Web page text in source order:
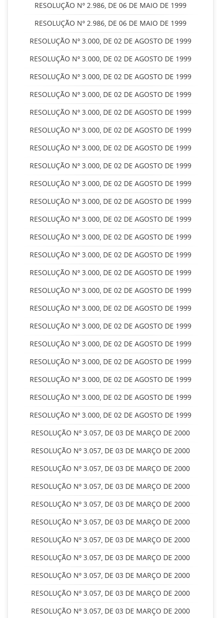
RESOLUÇÃO Nº 2.986, DE 06 DE MAIO DE 1999
RESOLUÇÃO Nº 2.986, DE 06 DE MAIO DE 1999
RESOLUÇÃO Nº 3.000, DE 02 DE AGOSTO DE 1999
RESOLUÇÃO Nº 3.000, DE 02 DE AGOSTO DE 1999
RESOLUÇÃO Nº 3.000, DE 02 DE AGOSTO DE 1999
RESOLUÇÃO Nº 3.000, DE 02 DE AGOSTO DE 1999
RESOLUÇÃO Nº 3.000, DE 02 DE AGOSTO DE 1999
RESOLUÇÃO Nº 3.000, DE 02 DE AGOSTO DE 1999
RESOLUÇÃO Nº 3.000, DE 02 DE AGOSTO DE 1999
RESOLUÇÃO Nº 3.000, DE 02 DE AGOSTO DE 1999
RESOLUÇÃO Nº 3.000, DE 02 DE AGOSTO DE 1999
RESOLUÇÃO Nº 3.000, DE 02 DE AGOSTO DE 1999
RESOLUÇÃO Nº 3.000, DE 02 DE AGOSTO DE 1999
RESOLUÇÃO Nº 3.000, DE 02 DE AGOSTO DE 1999
RESOLUÇÃO Nº 3.000, DE 02 DE AGOSTO DE 1999
RESOLUÇÃO Nº 3.000, DE 02 DE AGOSTO DE 1999
RESOLUÇÃO Nº 3.000, DE 02 DE AGOSTO DE 1999
RESOLUÇÃO Nº 3.000, DE 02 DE AGOSTO DE 1999
RESOLUÇÃO Nº 3.000, DE 02 DE AGOSTO DE 1999
RESOLUÇÃO Nº 3.000, DE 02 DE AGOSTO DE 1999
RESOLUÇÃO Nº 3.000, DE 02 DE AGOSTO DE 1999
RESOLUÇÃO Nº 3.000, DE 02 DE AGOSTO DE 1999
RESOLUÇÃO Nº 3.000, DE 02 DE AGOSTO DE 1999
RESOLUÇÃO Nº 3.000, DE 02 DE AGOSTO DE 1999
RESOLUÇÃO Nº 3.057, DE 03 DE MARÇO DE 2000
RESOLUÇÃO Nº 3.057, DE 03 DE MARÇO DE 2000
RESOLUÇÃO Nº 3.057, DE 03 DE MARÇO DE 2000
RESOLUÇÃO Nº 3.057, DE 03 DE MARÇO DE 2000
RESOLUÇÃO Nº 3.057, DE 03 DE MARÇO DE 2000
RESOLUÇÃO Nº 3.057, DE 03 DE MARÇO DE 2000
RESOLUÇÃO Nº 3.057, DE 03 DE MARÇO DE 2000
RESOLUÇÃO Nº 3.057, DE 03 DE MARÇO DE 2000
RESOLUÇÃO Nº 3.057, DE 03 DE MARÇO DE 2000
RESOLUÇÃO Nº 3.057, DE 03 DE MARÇO DE 2000
RESOLUÇÃO Nº 3.057, DE 03 DE MARÇO DE 2000